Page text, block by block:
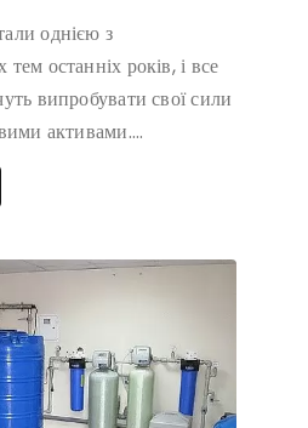
однією з
останніх років, і все
випробувати свої сили
активами….